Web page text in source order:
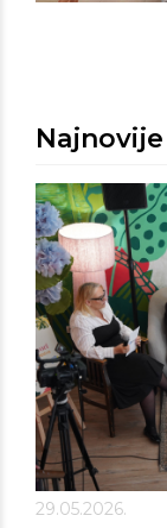
29.05.2026.